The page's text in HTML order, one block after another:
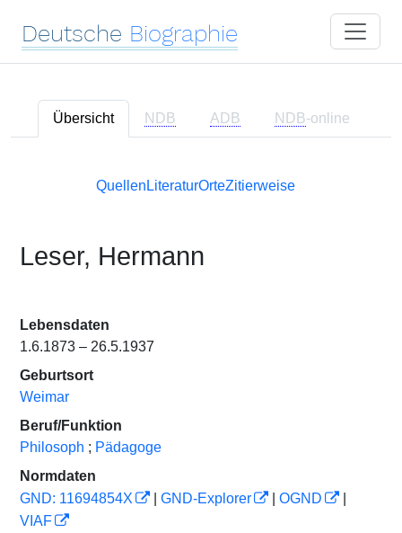
Deutsche Biographie
Übersicht NDB ADB NDB-online
Quellen LiteraturOrteZitierweise
Leser, Hermann
Lebensdaten
1.6.1873 – 26.5.1937
Geburtsort
Weimar
Beruf/Funktion
Philosoph ; Pädagoge
Normdaten
GND: 11694854X
GND-Explorer OGND
VIAF